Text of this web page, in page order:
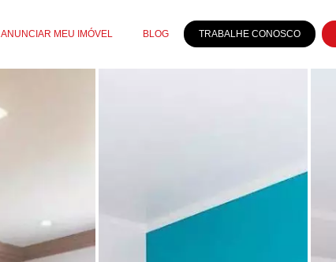
ANUNCIAR MEU IMÓVEL BLOG TRABALHE CONOSCO